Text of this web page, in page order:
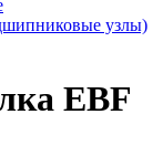
узлы)
EBF